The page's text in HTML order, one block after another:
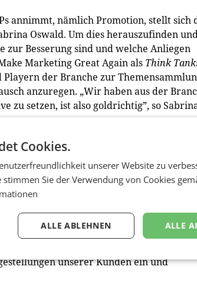
annimmt, nämlich Promotion, stellt sich
Oswald. Um dies herauszufinden
zur Besserung sind und welche Anliegen
Marketing Great Again als Think
der Branche zur
anzuregen. „Wir haben aus der
zu setzen, ist also goldrichtig”, so
Again” haben, erklärt Gansterer: „Je
der Kunde aus dem Fokus.”
während Alexander Oswald ebenfalls
Nokia zurückblicken kann, war
doch man deckt gemeinsam ein breites
nichts von der Stange verkaufen. Wir
unserer Kunden ein und
Cookies.
unserer Website zu
Sie der Verwendung von Cookies
ALLE
ALLE ABLEHNEN